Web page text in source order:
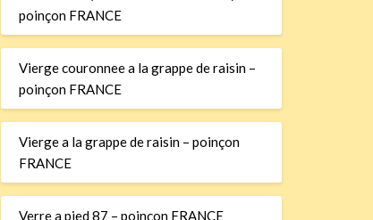
poinçon FRANCE
Vierge couronnee a la grappe de raisin –
poinçon FRANCE
Vierge a la grappe de raisin – poinçon
FRANCE
Verre a pied 87 – poinçon FRANCE